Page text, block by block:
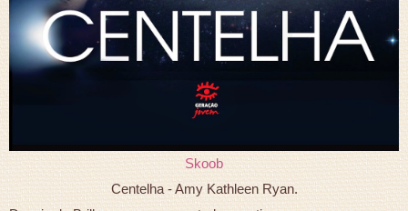
Skoob
Centelha - Amy Kathleen Ryan.